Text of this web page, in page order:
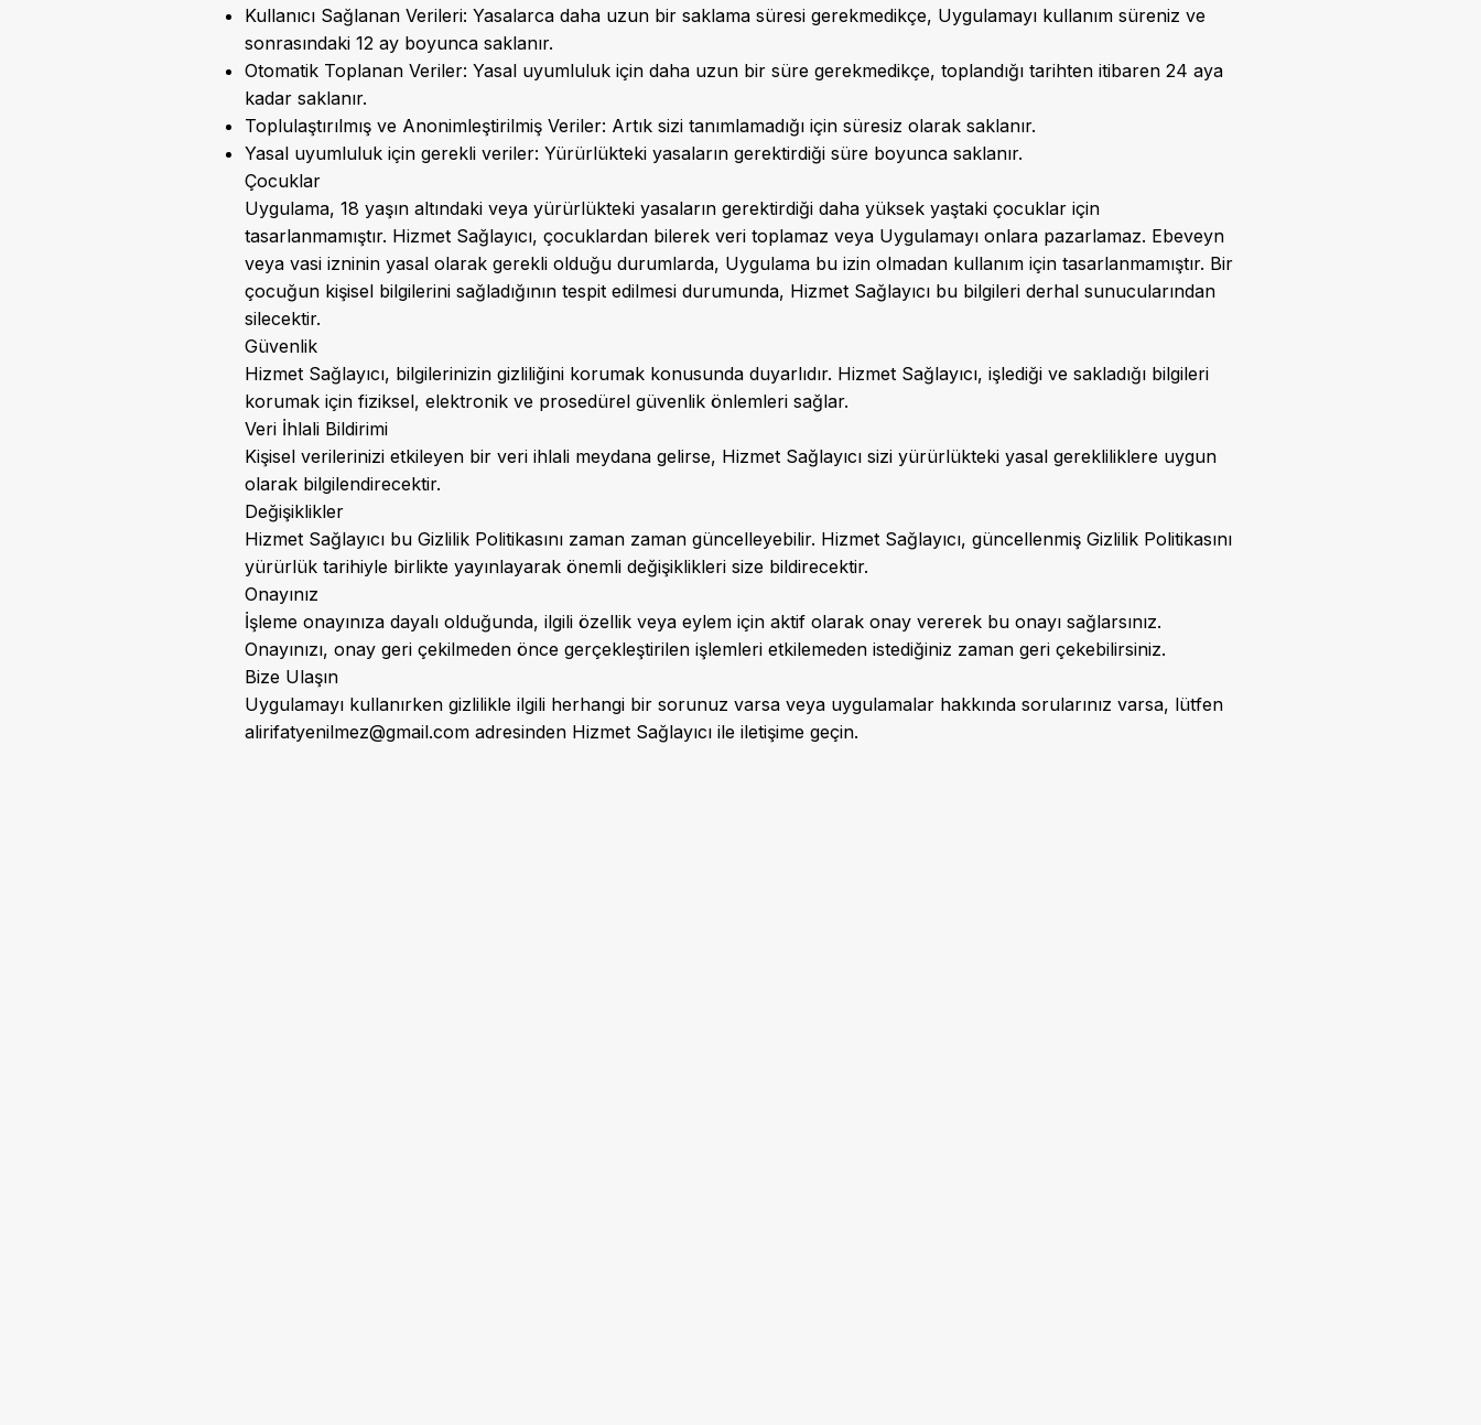
Kullanıcı Sağlanan Verileri: Yasalarca daha uzun bir saklama süresi gerekmedikçe, Uygulamayı kullanım süreniz ve
sonrasındaki 12 ay boyunca saklanır.
Otomatik Toplanan Veriler: Yasal uyumluluk için daha uzun bir süre gerekmedikçe, toplandığı tarihten itibaren 24 aya
kadar saklanır.
Toplulaştırılmış ve Anonimleştirilmiş Veriler: Artık sizi tanımlamadığı için süresiz olarak saklanır.
Yasal uyumluluk için gerekli veriler: Yürürlükteki yasaların gerektirdiği süre boyunca saklanır.
Çocuklar
Uygulama, 18 yaşın altındaki veya yürürlükteki yasaların gerektirdiği daha yüksek yaştaki çocuklar için
tasarlanmamıştır. Hizmet Sağlayıcı, çocuklardan bilerek veri toplamaz veya Uygulamayı onlara pazarlamaz. Ebeveyn
veya vasi izninin yasal olarak gerekli olduğu durumlarda, Uygulama bu izin olmadan kullanım için tasarlanmamıştır. Bir
çocuğun kişisel bilgilerini sağladığının tespit edilmesi durumunda, Hizmet Sağlayıcı bu bilgileri derhal sunucularından
silecektir.
Güvenlik
Hizmet Sağlayıcı, bilgilerinizin gizliliğini korumak konusunda duyarlıdır. Hizmet Sağlayıcı, işlediği ve sakladığı bilgileri
korumak için fiziksel, elektronik ve prosedürel güvenlik önlemleri sağlar.
Veri İhlali Bildirimi
Kişisel verilerinizi etkileyen bir veri ihlali meydana gelirse, Hizmet Sağlayıcı sizi yürürlükteki yasal gerekliliklere uygun
olarak bilgilendirecektir.
Değişiklikler
Hizmet Sağlayıcı bu Gizlilik Politikasını zaman zaman güncelleyebilir. Hizmet Sağlayıcı, güncellenmiş Gizlilik Politikasını
yürürlük tarihiyle birlikte yayınlayarak önemli değişiklikleri size bildirecektir.
Onayınız
İşleme onayınıza dayalı olduğunda, ilgili özellik veya eylem için aktif olarak onay vererek bu onayı sağlarsınız.
Onayınızı, onay geri çekilmeden önce gerçekleştirilen işlemleri etkilemeden istediğiniz zaman geri çekebilirsiniz.
Bize Ulaşın
Uygulamayı kullanırken gizlilikle ilgili herhangi bir sorunuz varsa veya uygulamalar hakkında sorularınız varsa, lütfen
alirifatyenilmez@gmail.com adresinden Hizmet Sağlayıcı ile iletişime geçin.